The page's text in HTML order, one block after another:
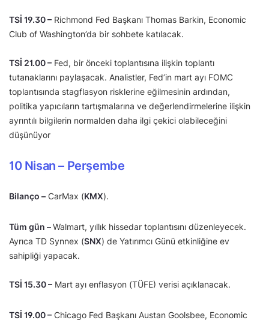
TSİ 19.30 – Richmond Fed Başkanı Thomas Barkin, Economic
Club of Washington’da bir sohbete katılacak.
TSİ 21.00 – Fed, bir önceki toplantısına ilişkin toplantı
tutanaklarını paylaşacak. Analistler, Fed’in mart ayı FOMC
toplantısında stagflasyon risklerine eğilmesinin ardından,
politika yapıcıların tartışmalarına ve değerlendirmelerine ilişkin
ayrıntılı bilgilerin normalden daha ilgi çekici olabileceğini
düşünüyor
10 Nisan – Perşembe
Bilanço – CarMax (KMX).
Tüm gün –Walmart, yıllık hissedar toplantısını düzenleyecek.
Ayrıca TD Synnex (SNX) de Yatırımcı Günü etkinliğine ev
sahipliği yapacak.
TSİ 15.30 – Mart ayı enflasyon (TÜFE) verisi açıklanacak.
TSİ 19.00 – Chicago Fed Başkanı Austan Goolsbee, Economic